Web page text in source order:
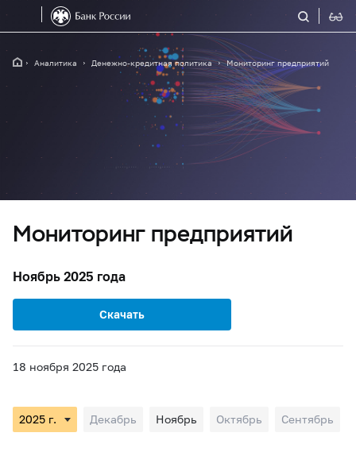
Аналитика Денежно-кредитная политика Мониторинг предприятий
Мониторинг предприятий
Ноябрь 2025 года
Скачать
18 ноября 2025 года
Декабрь Ноябрь Октябрь Сентябрь